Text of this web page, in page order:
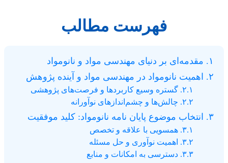
فهرست مطالب
۱. مقدمه‌ای بر دنیای مهندسی مواد و نانومواد
۲. اهمیت نانومواد در مهندسی مواد و آینده پژوهش
۲.۱. گستره وسیع کاربردها و فرصت‌های پژوهشی
۲.۲. چالش‌ها و چشم‌اندازهای نوآورانه
۳. انتخاب موضوع پایان نامه نانومواد: کلید موفقیت
۳.۱. همسویی با علاقه و تخصص
۳.۲. اهمیت نوآوری و حل مسئله
۳.۳. دسترسی به امکانات و منابع